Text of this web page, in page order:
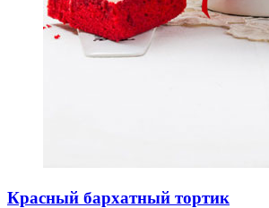
Красный бархатный тортик